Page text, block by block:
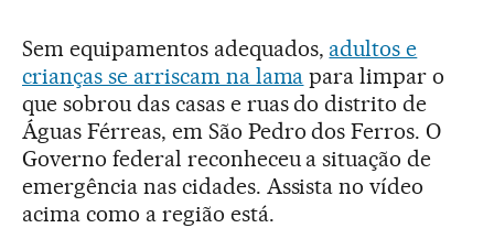
Sem equipamentos adequados, adultos e
crianças se arriscam na lama para limpar o
que sobrou das casas e ruas do distrito de
Águas Férreas, em São Pedro dos Ferros. O
Governo federal reconheceu a situação de
emergência nas cidades. Assista no vídeo
acima como a região está.